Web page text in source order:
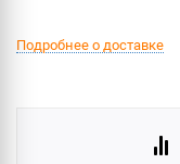
Подробнее о доставке